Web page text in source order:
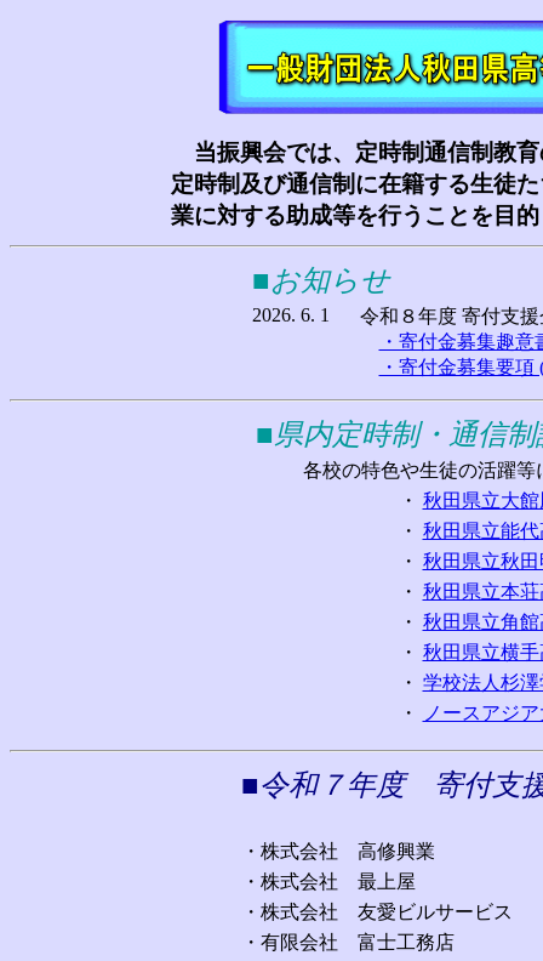
当振興会では、定時制通信制教
定時制及び通信制に在籍する生徒
業に対する助成等を行うことを目
■お知らせ
2026. 6. 1
令和８年度 寄付支
・寄付金募集趣意
・寄付金募集要項
■県内定時制・通信
各校の特色や生徒の活躍等
・ 秋田県立大
・ 秋田県立能
・ 秋田県立秋
・ 秋田県立本
・ 秋田県立角
・ 秋田県立横
・ 学校法人杉
・
ノースアジ
■令和７年度 寄付支
・株式会社 高修興業
・株式会社 最上屋
・株式会社 友愛ビルサービス
・有限会社 富士工務店